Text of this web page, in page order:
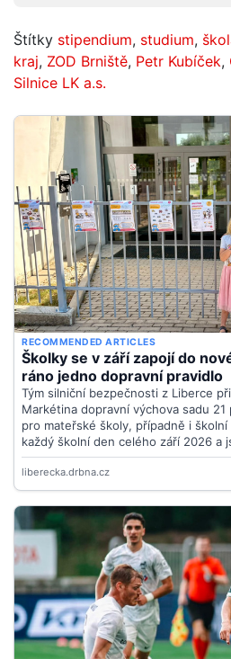
Štítky stipendium, studium,
kraj, ZOD Brniště, Petr Kubíček,
Silnice LK a.s.